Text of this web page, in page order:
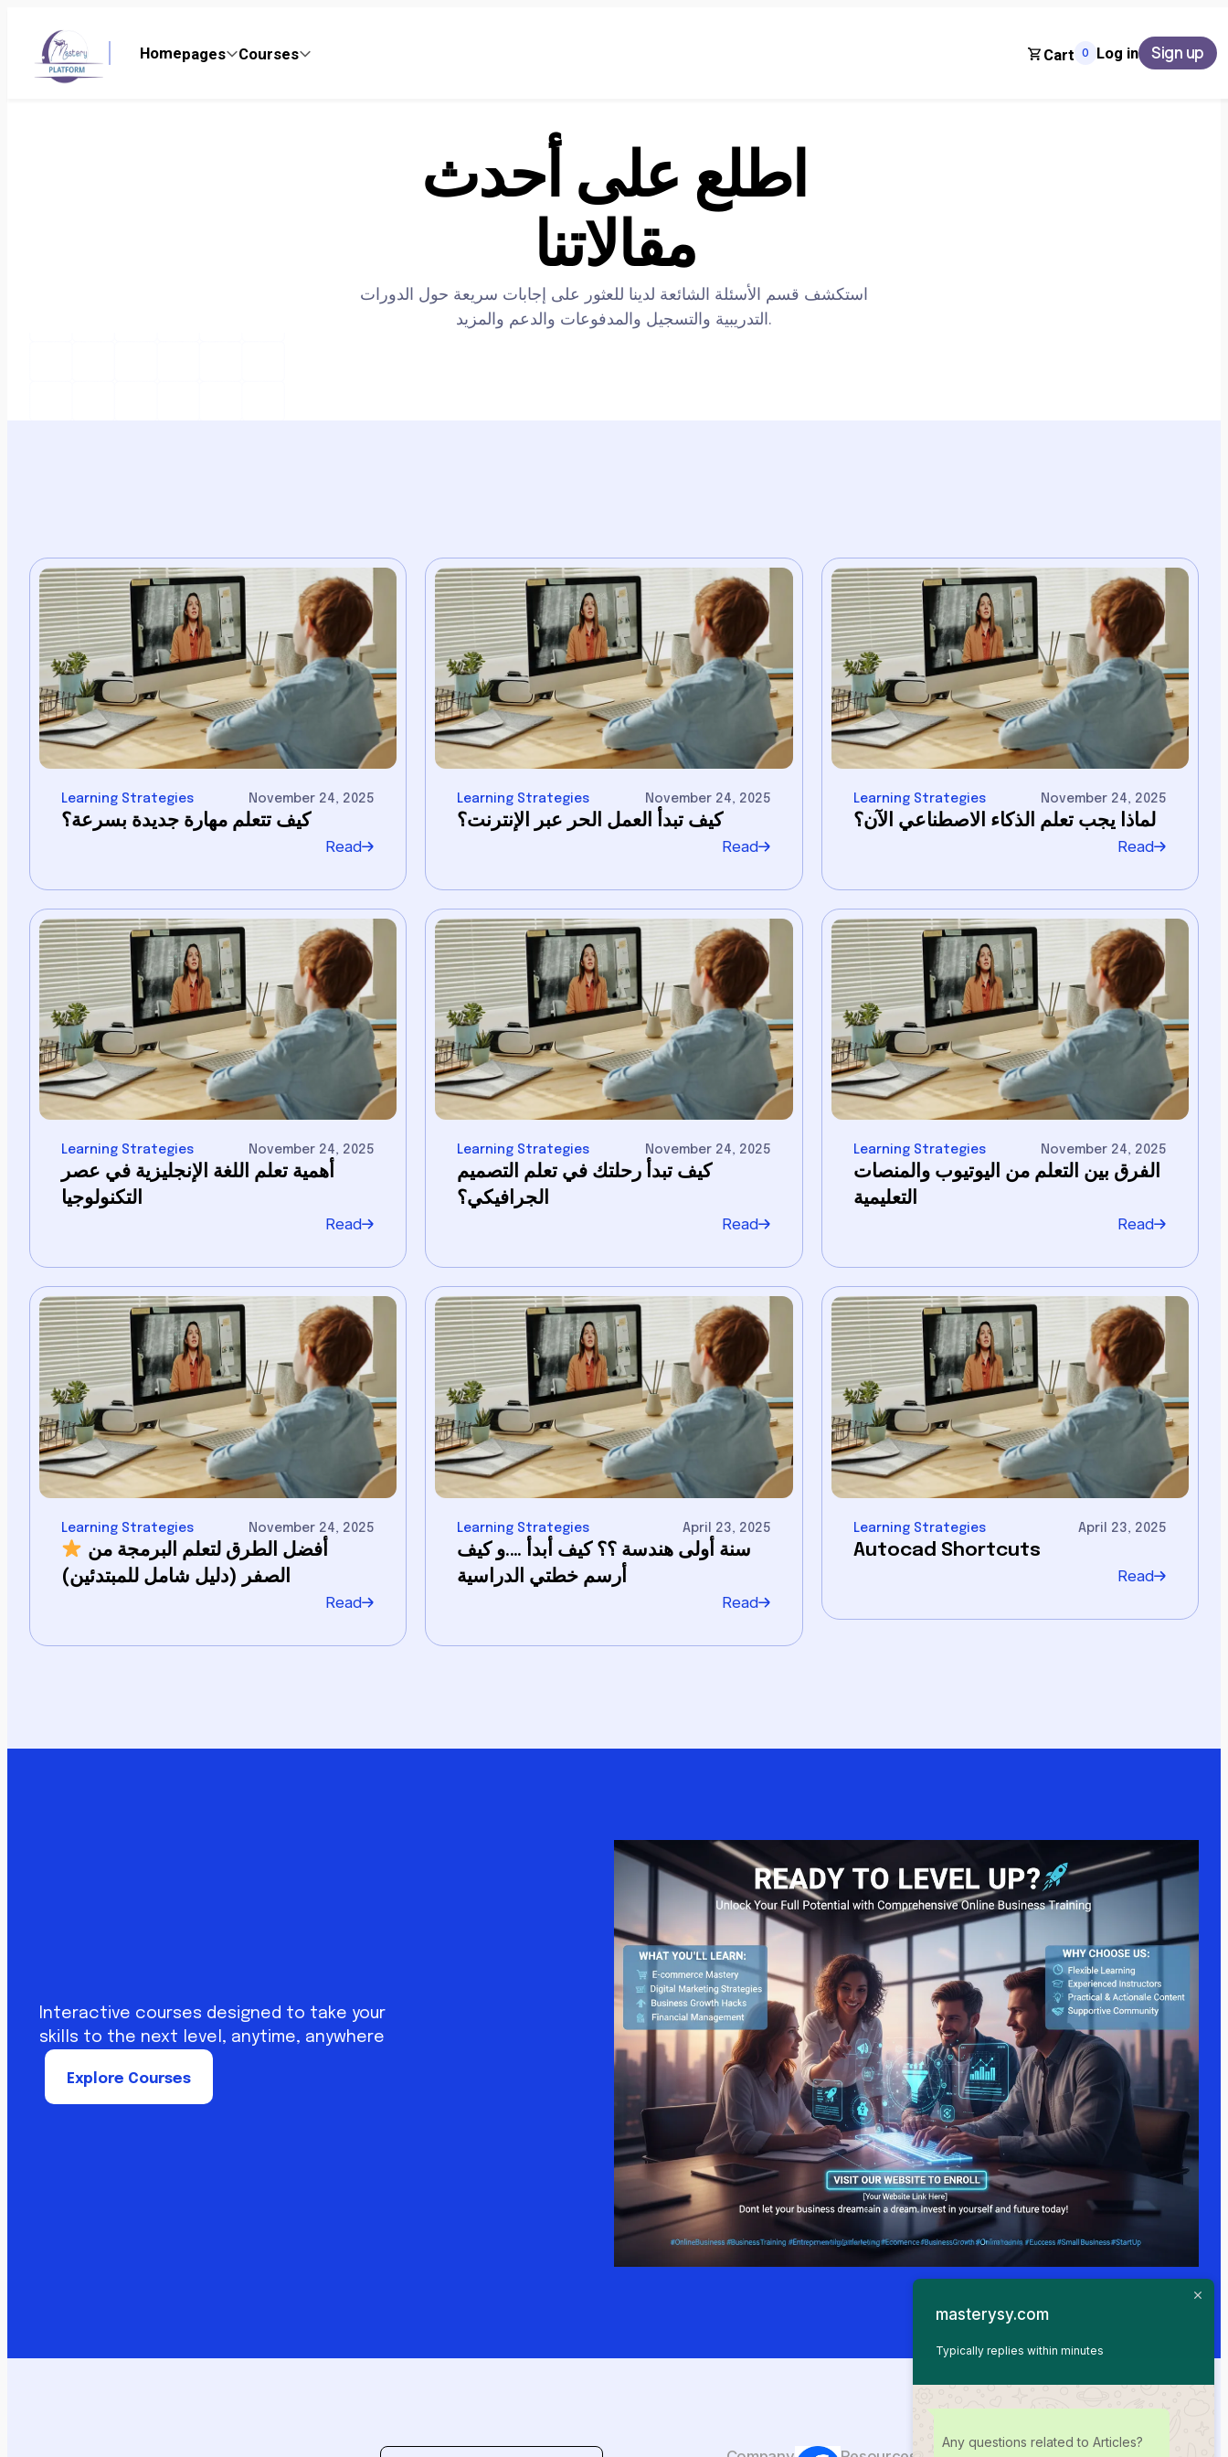
Homepages Courses Cart 0 Log in Sign up
اطلع على أحدث
مقالاتنا
استكشف قسم الأسئلة الشائعة لدينا للعثور على إجابات سريعة حول الدورات
التدريبية والتسجيل والمدفوعات والدعم والمزيد.
Learning Strategies November 24, 2025
كيف تتعلم مهارة جديدة بسرعة؟
Read
Learning Strategies November 24, 2025
كيف تبدأ العمل الحر عبر الإنترنت؟
Read
Learning Strategies November 24, 2025
لماذا يجب تعلم الذكاء الاصطناعي الآن؟
Read
Learning Strategies November 24, 2025
أهمية تعلم اللغة الإنجليزية في عصر
التكنولوجيا
Read
Learning Strategies November 24, 2025
كيف تبدأ رحلتك في تعلم التصميم
الجرافيكي؟
Read
Learning Strategies November 24, 2025
الفرق بين التعلم من اليوتيوب والمنصات
التعليمية
Read
Learning Strategies November 24, 2025
الصفر (دليل شامل للمبتدئين)
Read
Learning Strategies April 23, 2025
سنة أولى هندسة ؟؟ كيف أبدأ ….و كيف
أرسم خطتي الدراسية
Read
Learning Strategies April 23, 2025
Autocad Shortcuts
Read
Interactive courses designed to take your
skills to the next level, anytime, anywhere
Explore Courses
masterysy.com
Typically replies within minutes
Any questions related to Articles?